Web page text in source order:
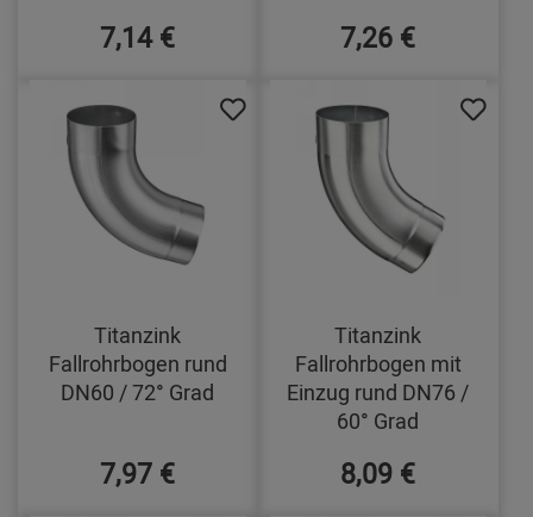
7,14 € 7,26 €
Titanzink
Fallrohrbogen rund
DN60 / 72° Grad
7,97 €
Titanzink
Fallrohrbogen mit
Einzug rund DN76 /
60° Grad
8,09 €